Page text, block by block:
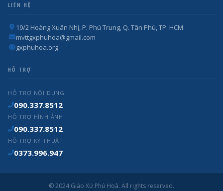
LIÊN HỆ
19/2 Hoàng Xuân Nhị, P. Phú Trung, Q. Tân Phú, TP. HCM
mvttgxphuhoa@gmail.com
gxphuhoa.org
HỖ TRỢ
HỖ TRỢ NỘI DUNG
090.337.8512
HỖ TRỢ HÌNH ẢNH
090.337.8512
HỖ TRỢ KỸ THUẬT
0373.996.947
© 2024 Giáo Xứ Phú Hoà. All rights reserved.